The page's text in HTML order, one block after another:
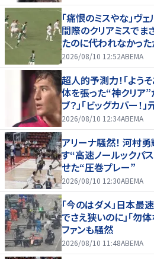
「痛恨のミスやな」ヴ
間際のクリアミスでま
たのに代われなかった
ーだろ」ファンからは擁
2026/08/10 12:52ABEMA
超人的予測力！「よう
体を張った“神クリア
ブ？」「ビッグカバー
スーパーブロック
2026/08/10 12:34ABEMA
アリーナ騒然！ 河村
す“高速ノールックパ
せた“圧巻プレー”
2026/08/10 12:30ABEMA
「今のはダメ」日本最
でさえ狭いのに」「勿
ファンも騒然
2026/08/10 11:48ABEMA